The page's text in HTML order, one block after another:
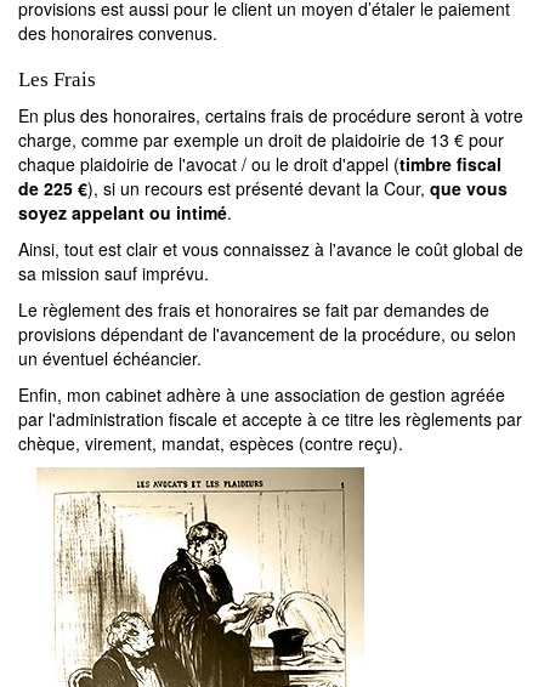
provisions est aussi pour le client un moyen d’étaler le paiement
des honoraires convenus.
Les Frais
En plus des honoraires, certains frais de procédure seront à votre
charge, comme par exemple un droit de plaidoirie de 13 € pour
chaque plaidoirie de l'avocat / ou le droit d'appel (timbre fiscal
de 225 €), si un recours est présenté devant la Cour, que vous
soyez appelant ou intimé.
Ainsi, tout est clair et vous connaissez à l'avance le coût global de
sa mission sauf imprévu.
Le règlement des frais et honoraires se fait par demandes de
provisions dépendant de l'avancement de la procédure, ou selon
un éventuel échéancier.
Enfin, mon cabinet adhère à une association de gestion agréée
par l'administration fiscale et accepte à ce titre les règlements par
chèque, virement, mandat, espèces (contre reçu).